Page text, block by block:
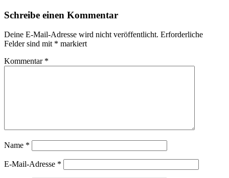
Schreibe einen Kommentar
Deine E-Mail-Adresse wird nicht veröffentlicht. Erforderliche
Felder sind mit * markiert
Kommentar *
Name *
E-Mail-Adresse *